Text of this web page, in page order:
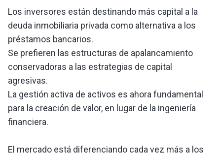
Los inversores están destinando más capital a la
deuda inmobiliaria privada como alternativa a los
préstamos bancarios.
Se prefieren las estructuras de apalancamiento
conservadoras a las estrategias de capital
agresivas.
La gestión activa de activos es ahora fundamental
para la creación de valor, en lugar de la ingeniería
financiera.
El mercado está diferenciando cada vez más a los